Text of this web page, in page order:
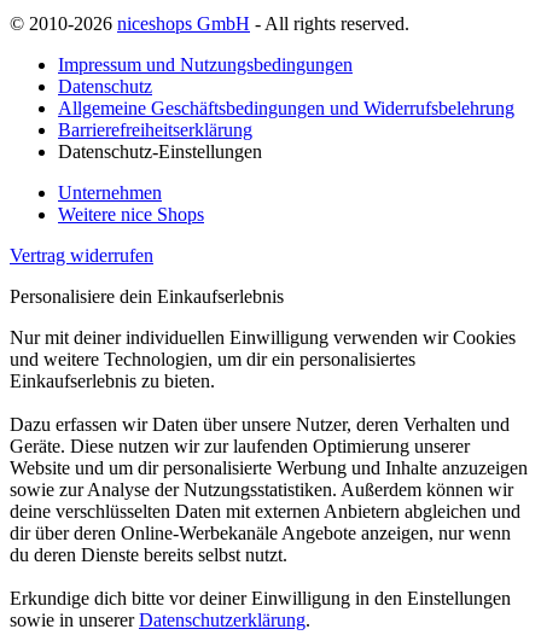
© 2010-2026 niceshops GmbH - All rights reserved.
Impressum und Nutzungsbedingungen
Datenschutz
Allgemeine Geschäftsbedingungen und Widerrufsbelehrung
Barrierefreiheitserklärung
Datenschutz-Einstellungen
Unternehmen
Weitere nice Shops
Vertrag widerrufen
Personalisiere dein Einkaufserlebnis
Nur mit deiner individuellen Einwilligung verwenden wir Cookies
und weitere Technologien, um dir ein personalisiertes
Einkaufserlebnis zu bieten.
Dazu erfassen wir Daten über unsere Nutzer, deren Verhalten und
Geräte. Diese nutzen wir zur laufenden Optimierung unserer
Website und um dir personalisierte Werbung und Inhalte anzuzeigen
sowie zur Analyse der Nutzungsstatistiken. Außerdem können wir
deine verschlüsselten Daten mit externen Anbietern abgleichen und
dir über deren Online-Werbekanäle Angebote anzeigen, nur wenn
du deren Dienste bereits selbst nutzt.
Erkundige dich bitte vor deiner Einwilligung in den Einstellungen
sowie in unsererDatenschutzerklärung.